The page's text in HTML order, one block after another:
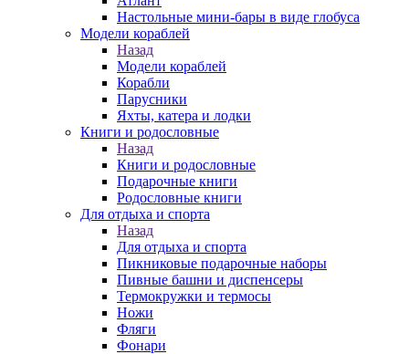
Настольные мини-бары в виде глобуса
Модели кораблей
Назад
Модели кораблей
Корабли
Парусники
Яхты, катера и лодки
Книги и родословные
Назад
Книги и родословные
Подарочные книги
Родословные книги
Для отдыха и спорта
Назад
Для отдыха и спорта
Пикниковые подарочные наборы
Пивные башни и диспенсеры
Термокружки и термосы
Ножи
Фляги
Фонари